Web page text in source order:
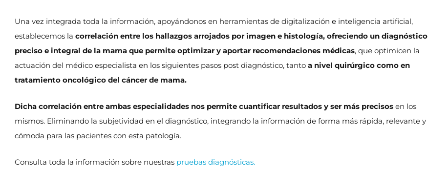
Una vez integrada toda la información, apoyándonos en herramientas de digitalización e inteligencia artificial,
establecemos la correlación entre los hallazgos arrojados por imagen e histología, ofreciendo un diagnóstico
preciso e integral de la mama que permite optimizar y aportar recomendaciones médicas, que optimicen la
actuación del médico especialista en los siguientes pasos post diagnóstico, tanto a nivel quirúrgico como en
tratamiento oncológico del cáncer de mama.
Dicha correlación entre ambas especialidades nos permite cuantificar resultados y ser más precisos en los
mismos. Eliminando la subjetividad en el diagnóstico, integrando la información de forma más rápida, relevante y
cómoda para las pacientes con esta patología.
Consulta toda la información sobre nuestras pruebas diagnósticas.